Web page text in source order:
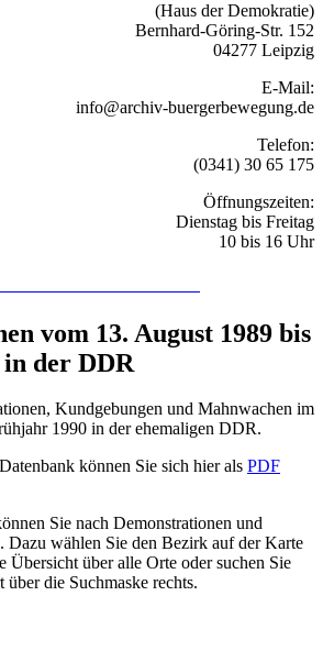
(Haus der Demokratie)
Bernhard-Göring-Str. 152
04277 Leipzig
E-Mail:
info@archiv-buergerbewegung.de
Telefon:
(0341) 30 65 175
Öffnungszeiten:
Dienstag bis Freitag
10 bis 16 Uhr
vom 13. August 1989 bis
der DDR
Kundgebungen und Mahnwachen im
1990 in der ehemaligen DDR.
können Sie sich hier als PDF
Sie nach Demonstrationen und
Dazu wählen Sie den Bezirk auf der Karte
Übersicht über alle Orte oder suchen Sie
die Suchmaske rechts.